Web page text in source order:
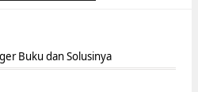
Buku dan Solusinya